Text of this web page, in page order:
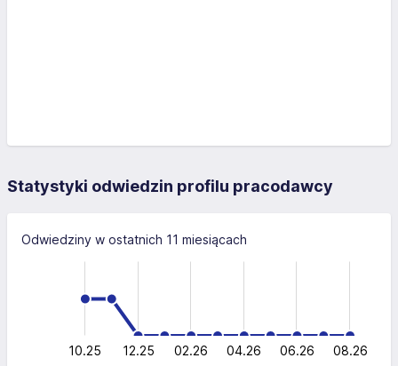
Statystyki odwiedzin profilu pracodawcy
Odwiedziny w ostatnich 11 miesiącach
10.25 12.25 02.26 04.26 06.26 08.26